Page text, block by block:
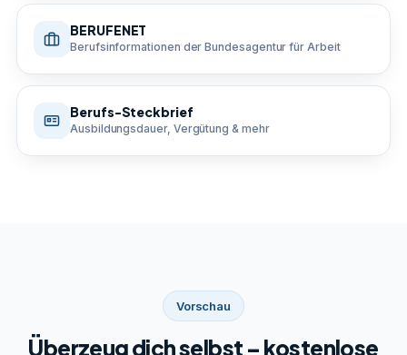
BERUFENET
Berufsinformationen der Bundesagentur für Arbeit
Berufs-Steckbrief
Ausbildungsdauer, Vergütung & mehr
Vorschau
Überzeug dich selbst – kostenlose